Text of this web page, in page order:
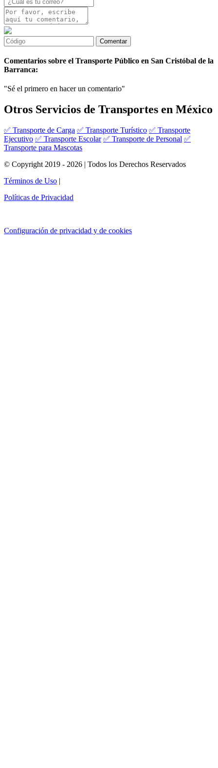
Comentarios sobre el Transporte Público en San Cristóbal de la
Barranca:
"Sé el primero en hacer un comentario"
Otros Servicios de Transportes en México
✅ Transporte de Carga ✅ Transporte Turístico ✅ Transporte
Ejecutivo ✅ Transporte Escolar ✅ Transporte de Personal ✅
Transporte para Mascotas
© Copyright 2019 - 2026 | Todos los Derechos Reservados
Términos de Uso |
Políticas de Privacidad
Configuración de privacidad y de cookies